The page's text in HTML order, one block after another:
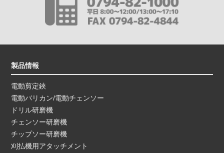
製品情報
電動剪定鋏
電動バリカン/電動チェンソー
ドリル研磨機
チェンソー研磨機
チップソー研磨機
刈払機用アタッチメント